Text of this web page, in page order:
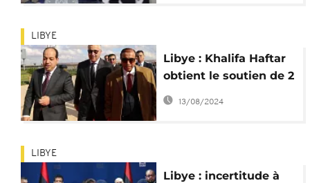
LIBYE
Libye : Khalifa Haftar
obtient le soutien de 2
candidats
13/08/2024
LIBYE
Libye : incertitude à